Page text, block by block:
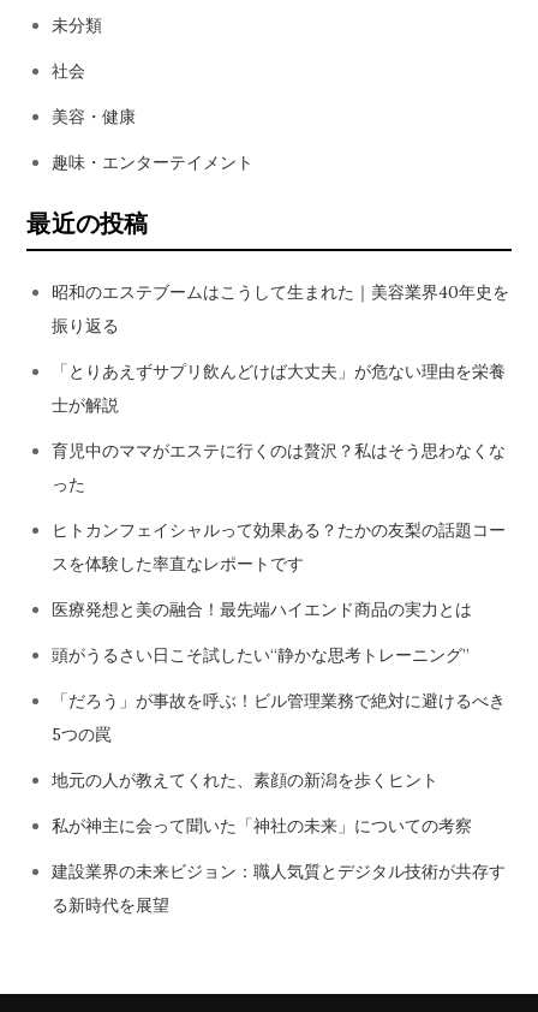
未分類
社会
美容・健康
趣味・エンターテイメント
最近の投稿
昭和のエステブームはこうして生まれた｜美容業界40年史を
振り返る
「とりあえずサプリ飲んどけば大丈夫」が危ない理由を栄養
士が解説
育児中のママがエステに行くのは贅沢？私はそう思わなくな
った
ヒトカンフェイシャルって効果ある？たかの友梨の話題コー
スを体験した率直なレポートです
医療発想と美の融合！最先端ハイエンド商品の実力とは
頭がうるさい日こそ試したい“静かな思考トレーニング”
「だろう」が事故を呼ぶ！ビル管理業務で絶対に避けるべき
5つの罠
地元の人が教えてくれた、素顔の新潟を歩くヒント
私が神主に会って聞いた「神社の未来」についての考察
建設業界の未来ビジョン：職人気質とデジタル技術が共存す
る新時代を展望